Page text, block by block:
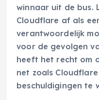
winnaar uit de bus.
Cloudflare af als
verantwoordelijk
voor de gevolgen
heeft het recht om
net zoals
beschuldigingen te